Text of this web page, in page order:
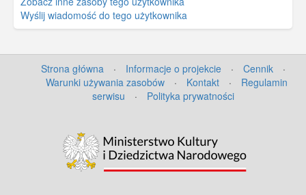
Wyślij wiadomość do tego użytkownika
Strona główna · Informacje o projekcie · Cennik
·
Warunki używania zasobów
· Kontakt ·
Regulamin
serwisu
· Polityka prywatności